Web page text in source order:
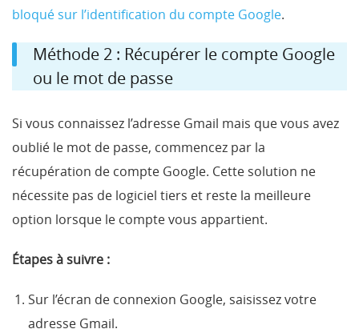
bloqué sur l’identification du compte Google.
Méthode 2 : Récupérer le compte Google
ou le mot de passe
Si vous connaissez l’adresse Gmail mais que vous avez
oublié le mot de passe, commencez par la
récupération de compte Google. Cette solution ne
nécessite pas de logiciel tiers et reste la meilleure
option lorsque le compte vous appartient.
Étapes à suivre :
Sur l’écran de connexion Google, saisissez votre
adresse Gmail.